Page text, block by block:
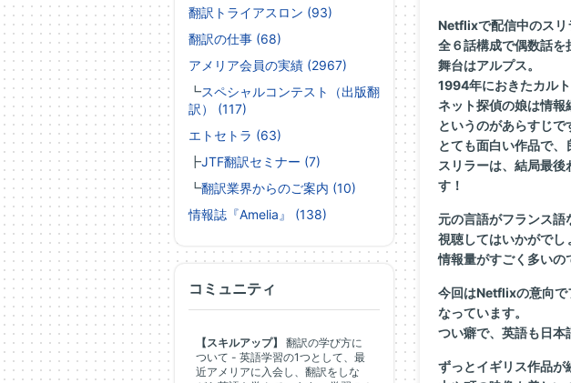
Netflixで配信中のスリ
全６話構成で偶数話を
舞台はアルプス。
1994年におきたカル
ネット探偵の娘は情
というのがあらすじで
とても面白い作品で、
スリラーは、結局最
す！
元の言語がフランス
視聴してはいかがでし
情報量がすごく多いの
今回はNetflixの意向で
なっています。
つい癖で、英語も日
ずっとイギリス作品が
翻訳トライアスロン (93)
翻訳の仕事 (68)
アメリア会員の実績 (2967)
┗スペシャルコンテスト（出版翻
訳） (117)
エトセトラ (63)
┣JTF翻訳セミナー (7)
┗翻訳業界からのご案内 (10)
情報誌『Amelia』 (138)
コミュニティ
【スキルアップ】
翻訳の学び方に
ついて - 英語学習の1つとして、最
近アメリアに入会し、翻訳をしな